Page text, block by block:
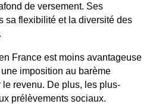
de versement. Ses
sa flexibilité et la diversité des
France est moins avantageuse
imposition au barème
le revenu. De plus, les plus-
prélèvements sociaux.